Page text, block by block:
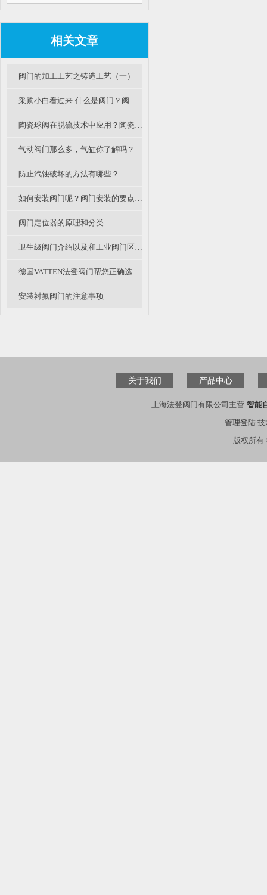
相关文章
阀门的加工工艺之铸造工艺（一）
采购小白看过来-什么是阀门？阀门是什么意思？阀门怎么分类的呢？
陶瓷球阀在脱硫技术中应用？陶瓷阀优势？陶瓷阀性价比如何？
气动阀门那么多，气缸你了解吗？
防止汽蚀破坏的方法有哪些？
如何安装阀门呢？阀门安装的要点有哪些？
阀门定位器的原理和分类
卫生级阀门介绍以及和工业阀门区别不同
德国VATTEN法登阀门帮您正确选择阀门电动执行器
安装衬氟阀门的注意事项
关于我们 产品中心
上海法登阀门有限公司主营:智能
管理登陆技
版权所